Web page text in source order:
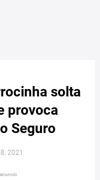
solta
provoca
Seguro
2021